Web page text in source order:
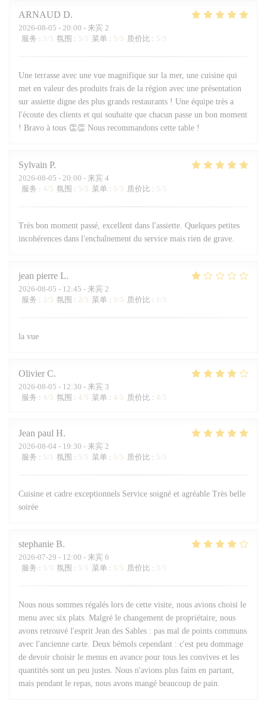
ARNAUD D
2026-08-05 - 20:00 - 来宾 2
服务 : 5/5 氛围 : 5/5 菜单 : 5/5 质价比 : 5/5
Une terrasse avec une vue magnifique sur la mer, une cuisine qui
met en valeur des produits frais de la région avec une présentation
sur assiette digne des plus grands restaurants ! Une équipe très a
l'écoute des clients et qui souhaite que chacun passe un bon moment
! Bravo à tous 👏👏 Nous recommandons cette table !
Sylvain P
2026-08-05 - 20:00 - 来宾 4
服务 : 4/5 氛围 : 5/5 菜单 : 5/5 质价比 : 5/5
Très bon moment passé, excellent dans l'assiette. Quelques petites
incohérences dans l'enchaînement du service mais rien de grave.
jean pierre L
2026-08-05 - 12:45 - 来宾 2
服务 : 2/5 氛围 : 2/5 菜单 : 3/5 质价比 : 1 /5
la vue
Olivier C
2026-08-05 - 12:30 - 来宾 3
服务 : 4/5 氛围 : 4/5 菜单 : 4/5 质价比 : 4/5
Jean paul H
2026-08-04 - 19:30 - 来宾 2
服务 : 5/5 氛围 : 5/5 菜单 : 5/5 质价比 : 5/5
Cuisine et cadre exceptionnels Service soigné et agréable Très belle
soirée
stephanie B
2026-07-29 - 12:00 - 来宾 6
服务 : 5/5 氛围 : 5/5 菜单 : 5/5 质价比 : 3/5
Nous nous sommes régalés lors de cette visite, nous avions choisi le
menu avec six plats. Malgré le changement de propriétaire, nous
avons retrouvé l'esprit Jean des Sables : pas mal de points communs
avec l'ancienne carte. Deux bémols cependant : c'est peu dommage
de devoir choisir le menus en avance pour tous les convives et les
quantités sont un peu justes. Nous n'avions plus faim en partant,
mais pendant le repas, nous avons mangé beaucoup de pain.